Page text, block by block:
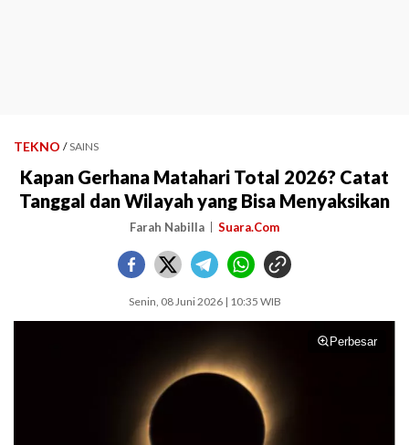
TEKNO / SAINS
Kapan Gerhana Matahari Total 2026? Catat
Tanggal dan Wilayah yang Bisa Menyaksikan
Farah Nabilla Suara.Com
Senin, 08 Juni 2026 | 10:35 WIB
Perbesar